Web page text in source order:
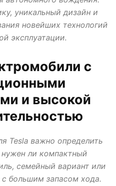
MASERATI MAZDA MERCEDES
NISSAN OPEL PEUGEOT
ROVER SAAB SEAT SKODA
TATA TESLA
ВАЗ ИЖ ЛАДА МИР АВТО
уникальный дизайн и
новейших технологий
эксплуатации.
с
и высокой
Tesla важно определить
ли компактный
семейный вариант или
большим запасом хода.